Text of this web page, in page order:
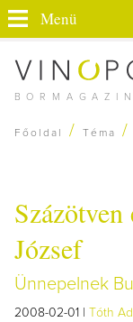
Menü
Főoldal / Téma /
József
Ünnepelnek
2008-02-01 | Tóth